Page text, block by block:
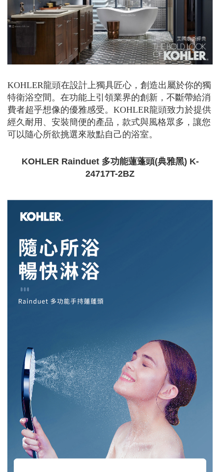
KOHLER龍頭在設計上獨具匠心，創造出屬於你的獨
特衛浴空間。在功能上引領業界的創新，不斷帶給消
費者超乎想像的優雅感受。KOHLER龍頭致力於提供
經久耐用、安裝簡便的產品，款式與風格眾多，讓您
可以隨心所欲挑選來妝點自己的浴室。
KOHLER Rainduet 多功能蓮蓬頭(典雅黑) K-
24717T-2BZ